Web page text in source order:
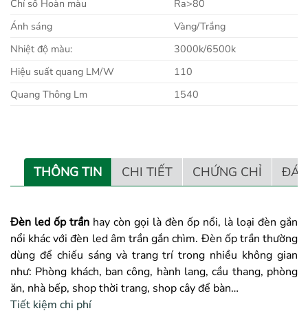
Chỉ số Hoàn màu
Ra>80
Ánh sáng
Vàng/Trắng
Nhiệt độ màu:
3000k/6500k
Hiệu suất quang LM/W
110
Quang Thông Lm
1540
THÔNG TIN CHI TIẾT CHỨNG CHỈ
Đèn led ốp trần hay còn gọi là đèn ốp nổi, là loại đèn gắn
nổi khác với đèn led âm trần gắn chìm. Đèn ốp trần thường
dùng để chiếu sáng và trang trí trong nhiều không gian
như: Phòng khách, ban công, hành lang, cầu thang, phòng
ăn, nhà bếp, shop thời trang, shop cây để bàn…
Tiết kiệm chi phí